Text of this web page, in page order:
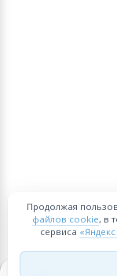
Продолжая
файлов cookie, в
сервиса